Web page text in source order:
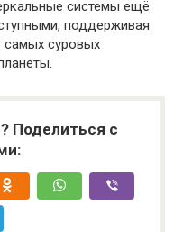
системы ещё
поддерживая
самых суровых
Поделиться с